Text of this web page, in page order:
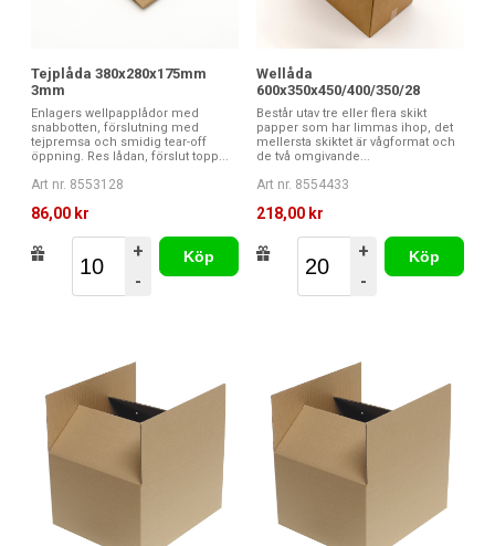
Tejplåda 380x280x175mm
3mm
Enlagers wellpapplådor med
snabbotten, förslutning med
tejpremsa och smidig tear-off
öppning. Res lådan, förslut topp...
Art nr. 8553128
86,00 kr
+
-
Köp
Wellåda
600x350x450/400/350/28
Består utav tre eller flera skikt
papper som har limmas ihop, det
mellersta skiktet är vågformat och
de två omgivande...
Art nr. 8554433
218,00 kr
+
-
Köp